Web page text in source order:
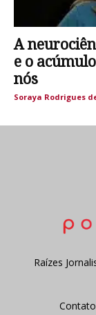
A
e o
nós
Soraya Rodrigues
Raízes